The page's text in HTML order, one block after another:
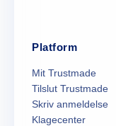
Platform
Mit Trustmade
Tilslut Trustmade
Skriv anmeldelse
Klagecenter